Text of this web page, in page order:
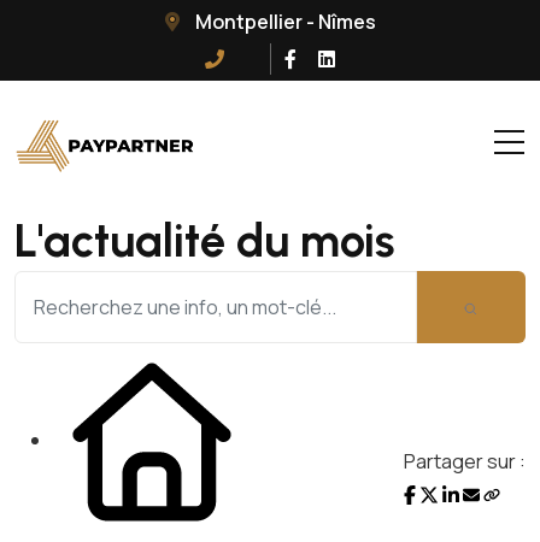
Montpellier - Nîmes
L'actualité du mois
Partager sur :